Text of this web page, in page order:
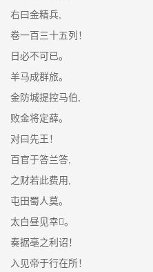
右曰金精兵,
卷一百三十五列！
日必不可已。
羊马成群旅。
金防城提控马伯,
败金将定薛。
对曰先王！
百官于答兰答,
之财若此费用,
屯田蜀人莫。
太白昼见幸。
奏据亳之利诏！
入见帝于行在所！